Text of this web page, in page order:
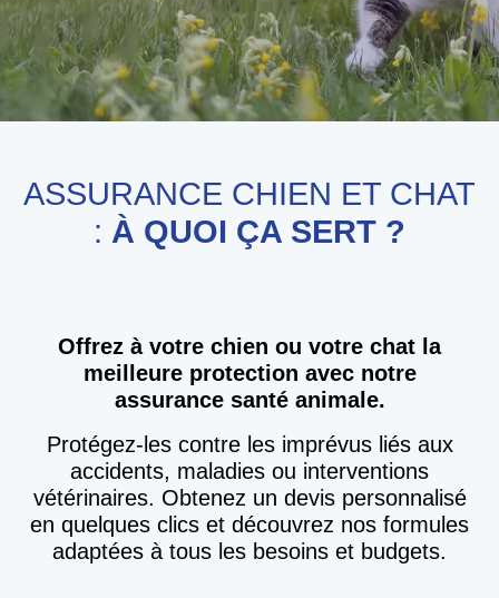
ASSURANCE CHIEN ET CHAT
: À QUOI ÇA SERT ?
Offrez à votre chien ou votre chat la
meilleure protection avec notre
assurance santé animale.
Protégez-les contre les imprévus liés aux
accidents, maladies ou interventions
vétérinaires. Obtenez un devis personnalisé
en quelques clics et découvrez nos formules
adaptées à tous les besoins et budgets.